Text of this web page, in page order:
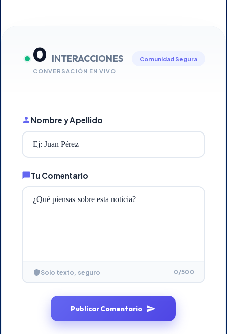
0 INTERACCIONES
CONVERSACIÓN EN VIVO
Comunidad Segura
Nombre y Apellido
Tu Comentario
Solo texto, seguro 0/500
Publicar Comentario